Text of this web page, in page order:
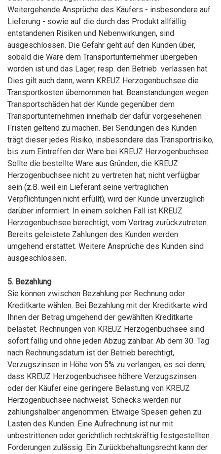
Weitergehende Ansprüche des Käufers - insbesondere auf
Lieferung - sowie auf die durch das Produkt allfällig
entstandenen Risiken und Nebenwirkungen, sind
ausgeschlossen. Die Gefahr geht auf den Kunden über,
sobald die Ware dem Transportunternehmer übergeben
worden ist und das Lager, resp. den Betrieb verlassen hat.
Dies gilt auch dann, wenn KREUZ Herzogenbuchsee die
Transportkosten übernommen hat. Beanstandungen wegen
Transportschäden hat der Kunde gegenüber dem
Transportunternehmen innerhalb der dafür vorgesehenen
Fristen geltend zu machen. Bei Sendungen des Kunden
trägt dieser jedes Risiko, insbesondere das Transportrisiko,
bis zum Eintreffen der Ware bei KREUZ Herzogenbuchsee.
Sollte die bestellte Ware aus Gründen, die KREUZ
Herzogenbuchsee nicht zu vertreten hat, nicht verfügbar
sein (z.B. weil ein Lieferant seine vertraglichen
Verpflichtungen nicht erfüllt), wird der Kunde unverzüglich
darüber informiert. In einem solchen Fall ist KREUZ
Herzogenbuchsee berechtigt, vom Vertrag zurückzutreten.
Bereits geleistete Zahlungen des Kunden werden
umgehend erstattet. Weitere Ansprüche des Kunden sind
ausgeschlossen.
5. Bezahlung
Sie können zwischen Bezahlung per Rechnung oder
Kreditkarte wählen. Bei Bezahlung mit der Kreditkarte wird
Ihnen der Betrag umgehend der gewählten Kreditkarte
belastet. Rechnungen von KREUZ Herzogenbuchsee sind
sofort fällig und ohne jeden Abzug zahlbar. Ab dem 30. Tag
nach Rechnungsdatum ist der Betrieb berechtigt,
Verzugszinsen in Höhe von 5% zu verlangen, es sei denn,
dass KREUZ Herzogenbuchsee höhere Verzugszinsen
oder der Käufer eine geringere Belastung von KREUZ
Herzogenbuchsee nachweist. Schecks werden nur
zahlungshalber angenommen. Etwaige Spesen gehen zu
Lasten des Kunden. Eine Aufrechnung ist nur mit
unbestrittenen oder gerichtlich rechtskräftig festgestellten
Forderungen zulässig. Ein Zurückbehaltungsrecht kann der